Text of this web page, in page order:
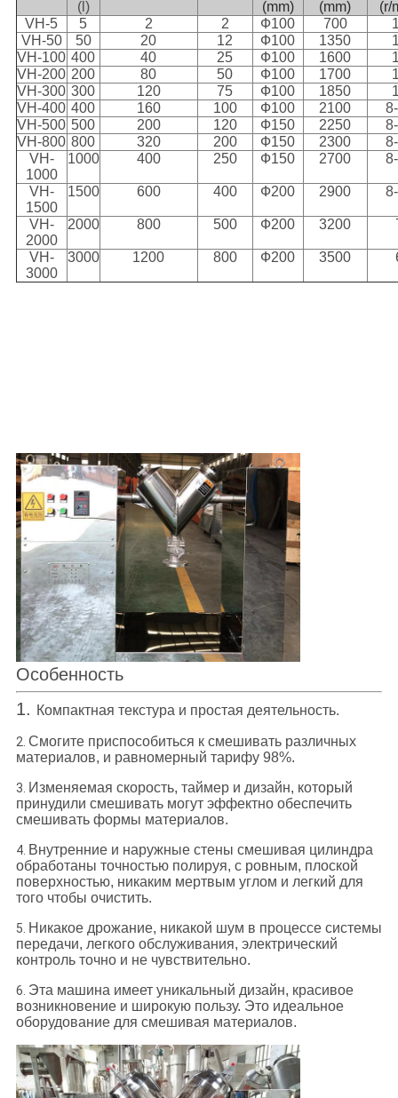
(l) (mm) (mm)
(r/
VH-5
5 2 2 Ф100 700
VH-50
50 20 12 Ф100 1350
VH-100 400 40 25 Ф100 1600
VH-200 200 80 50 Ф100 1700
VH-300 300 120 75 Ф100 1850
VH-400 400 160 100 Ф100 2100
VH-500 500 200 120 Ф150 2250
VH-800 800 320 200 Ф150 2300
VH-
1000
1000 400 250 Ф150 2700
VH-
1500
1500 600 400 Ф200 2900
VH-
2000
2000 800 500 Ф200 3200
VH-
3000
3000 1200 800 Ф200 3500
Особенность
1. Компактная текстура и простая деятельность.
2. Смогите приспособиться к смешивать различных
материалов, и равномерный тарифу 98%.
3. Изменяемая скорость, таймер и дизайн, который
принудили смешивать могут эффектно обеспечить
смешивать формы материалов.
4. Внутренние и наружные стены смешивая цилиндра
обработаны точностью полируя, с ровным, плоской
поверхностью, никаким мертвым углом и легкий для
того чтобы очистить.
5. Никакое дрожание, никакой шум в процессе системы
передачи, легкого обслуживания, электрический
контроль точно и не чувствительно.
6. Эта машина имеет уникальный дизайн, красивое
возникновение и широкую пользу. Это идеальное
оборудование для смешивая материалов.